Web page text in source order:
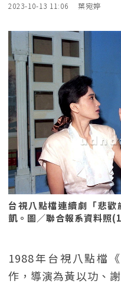
2023-10-13 11:06 葉宛婷
台視八點檔連續劇「悲
凱。圖／聯合報系資料
1988年台視八點檔
作，導演為黃以功、